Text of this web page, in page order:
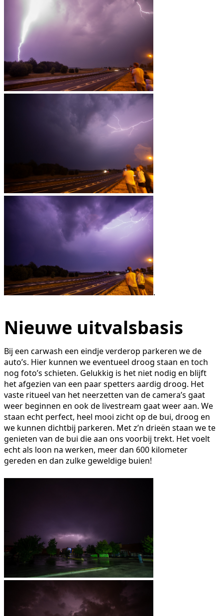
.
Nieuwe uitvalsbasis
Bij een carwash een eindje verderop parkeren we de
auto’s. Hier kunnen we eventueel droog staan en toch
nog foto’s schieten. Gelukkig is het niet nodig en blijft
het afgezien van een paar spetters aardig droog. Het
vaste ritueel van het neerzetten van de camera’s gaat
weer beginnen en ook de livestream gaat weer aan. We
staan echt perfect, heel mooi zicht op de bui, droog en
we kunnen dichtbij parkeren. Met z’n drieën staan we te
genieten van de bui die aan ons voorbij trekt. Het voelt
echt als loon na werken, meer dan 600 kilometer
gereden en dan zulke geweldige buien!